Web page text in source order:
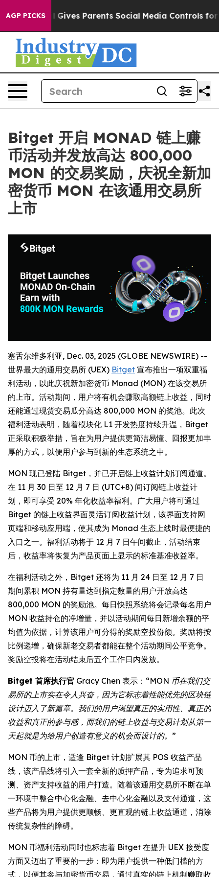
AGP PICKS
Brazil Gives Parents Social Media Controls for
Bitget 开启 MONAD 链上赚
币活动并发放高达 800,000
MON 的交易奖励，庆祝全新加
密货币 MON 在该通用交易所
上市
塞舌尔维多利亚, Dec. 03, 2025 (GLOBE NEWSWIRE) --
世界最大的通用交易所 (UEX) Bitget 宣布推出一项双重福
利活动，以此庆祝新加密货币 Monad (MON) 在该交易所
的上市。活动期间，用户将有机会赚取高额链上收益，同时
还能通过现货交易瓜分高达 800,000 MON 的奖池。此次
福利活动表明，随着模块化 L1 开发热度持续升温，Bitget
正采取积极举措，旨在为用户提供更简洁易懂、回报更加丰
厚的方式，以便用户参与到新的生态系统之中。
MON 现已登陆 Bitget，并已开启链上收益计划订阅通道。
在 11 月 30 日至 12 月 7 日 (UTC+8) 间订阅链上收益计
划，即可享受 20% 年化收益率福利。广大用户将可通过
Bitget 的链上收益界面灵活订阅收益计划，该界面支持网
页端和移动应用端，使其成为 Monad 生态上线时最便捷的
入口之一。福利活动将于 12 月 7 日午间截止，活动结束
后，收益率将恢复为产品页面上显示的标准基准收益率。
在福利活动之外，Bitget 还将为 11 月 24 日至 12 月 7 日
期间累积 MON 持有量达到指定数量的用户开放高达
800,000 MON 的奖励池。每日快照系统将会记录每名用户
MON 收益持仓的净增量，并以活动期间每日新增余额的平
均值为依据，计算该用户可分得的奖励空投份额。奖励将按
比例递增，确保新老交易者都能在整个活动期间公平竞争。
奖励空投将在活动结束后五个工作日内发放。
Bitget 首席执行官 Gracy Chen 表示： “MON 币在我们交
易所的上市实在令人兴奋，因为它标志着性能优先的区块链
设计迈入了新篇章。我们的用户渴望真正的实用性、真正的
收益和真正的参与感，而我们的链上收益与交易计划从第一
天起就是为给用户创造有意义的机会而设计的。”
MON 币的上市，适逢 Bitget 计划扩展其 POS 收益产品
线，该产品线将引入一套全新的质押产品，专为追求可预
测、资产支持收益的用户打造。随着该通用交易所不断在单
一环境中整合中心化金融、去中心化金融以及支付通道，这
些产品将为用户提供更顺畅、更直观的链上收益通道，消除
传统复杂性的障碍。
MON 币福利活动同时也标志着 Bitget 在提升 UEX 接受度
方面又迈出了重要的一步：即为用户提供一种低门槛的方
式，以便其参与加密货币交易，通过真实的链上机制赚取收